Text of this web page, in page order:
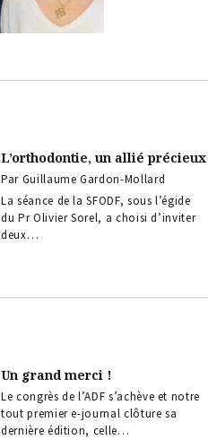
L’orthodontie, un allié précieux
Par Guillaume Gardon-Mollard
La séance de la SFODF, sous l’égide
du Pr Olivier Sorel, a choisi d’inviter
deux…
Un grand merci !
Le congrès de l’ADF s’achève et notre
tout premier e-journal clôture sa
dernière édition, celle…